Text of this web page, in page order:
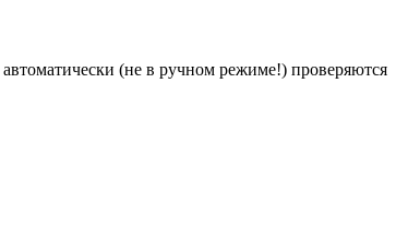
(не в ручном режиме!) проверяются